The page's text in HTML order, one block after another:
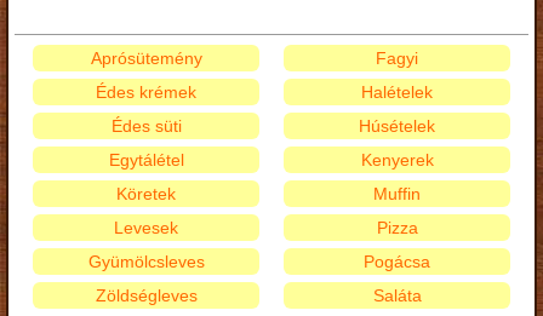
Aprósütemény
Édes krémek
Édes süti
Egytálétel
Fagyi
Halételek
Húsételek
Kenyerek
Köretek
Levesek
Gyümölcsleves
Zöldségleves
Muffin
Pizza
Pogácsa
Saláta